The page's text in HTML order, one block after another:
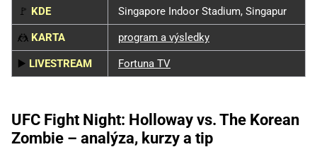
🚩 KDE Singapore Indoor Stadium, Singapur
🤼 KARTA program a výsledky
▶️ LIVESTREAM Fortuna TV
UFC Fight Night: Holloway vs. The Korean
Zombie – analýza, kurzy a tip